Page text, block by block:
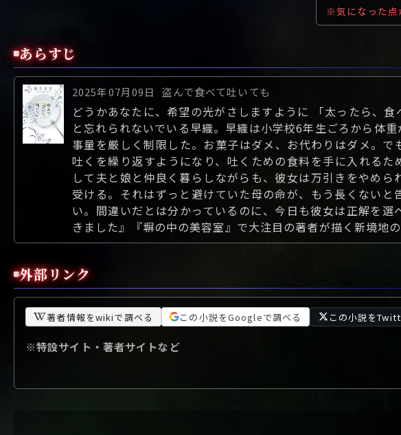
※気になった点
あらすじ
2025年07月09日 盗んで食べて吐いても
どうかあなたに、希望の光がさしますように 「太ったら、
と忘れられないでいる早織。早織は小学校6年生ごろから体
事量を厳しく制限した。お菓子はダメ、お代わりはダメ。
吐くを繰り返すようになり、吐くための食料を手に入れる
して夫と娘と仲良く暮らしながらも、彼女は万引きをやめ
受ける。それはずっと避けていた母の命が、もう長くない
い。間違いだとは分かっているのに、今日も彼女は正解を
きました』『塀の中の美容室』で大注目の著者が描く新境地
外部リンク
著者情報をwikiで調べる この小説をGoogleで調べる この小説を
※特設サイト・著者サイトなど